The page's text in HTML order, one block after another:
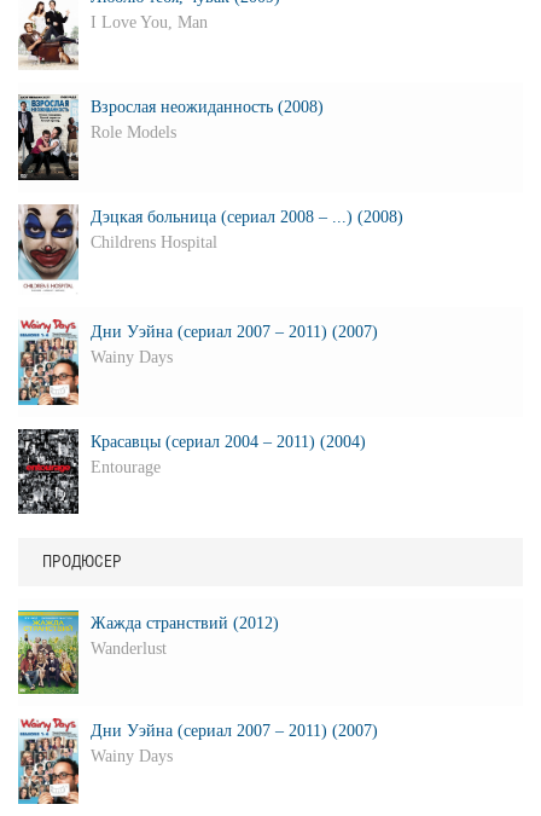
I Love You, Man
Взрослая неожиданность (2008)
Role Models
Дэцкая больница (сериал 2008 – ...) (2008)
Childrens Hospital
Дни Уэйна (сериал 2007 – 2011) (2007)
Wainy Days
Красавцы (сериал 2004 – 2011) (2004)
Entourage
ПРОДЮСЕР
Жажда странствий (2012)
Wanderlust
Дни Уэйна (сериал 2007 – 2011) (2007)
Wainy Days